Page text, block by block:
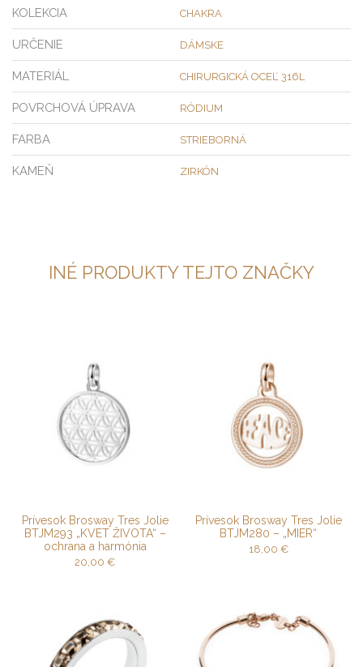
KOLEKCIA CHAKRA
URČENIE DÁMSKE
MATERIÁL CHIRURGICKÁ OCEĽ 316L
POVRCHOVÁ ÚPRAVA RÓDIUM
FARBA STRIEBORNÁ
KAMEŇ ZIRKÓN
INÉ PRODUKTY TEJTO ZNAČKY
Prívesok Brosway Tres Jolie
BTJM293 „KVET ŽIVOTA“ –
ochrana a harmónia
20,00 €
Prívesok Brosway Tres Jolie
BTJM280 – „MIER“
18,00 €